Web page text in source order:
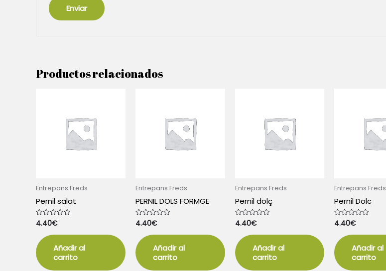
Productos relacionados
Entrepans Freds
Pernil salat
Valorado
con
de
5
4.40€
Añadir al
carrito
Entrepans Freds
PERNIL DOLS FORMGE
Valorado
con
de
5
4.40€
Añadir al
carrito
Entrepans Freds
Pernil dolç
Valorado
con
de
5
4.40€
Añadir al
carrito
Entrepans Freds
Pernil Dolc
Valorado
con
de
5
4.40€
Añadir al
carrito